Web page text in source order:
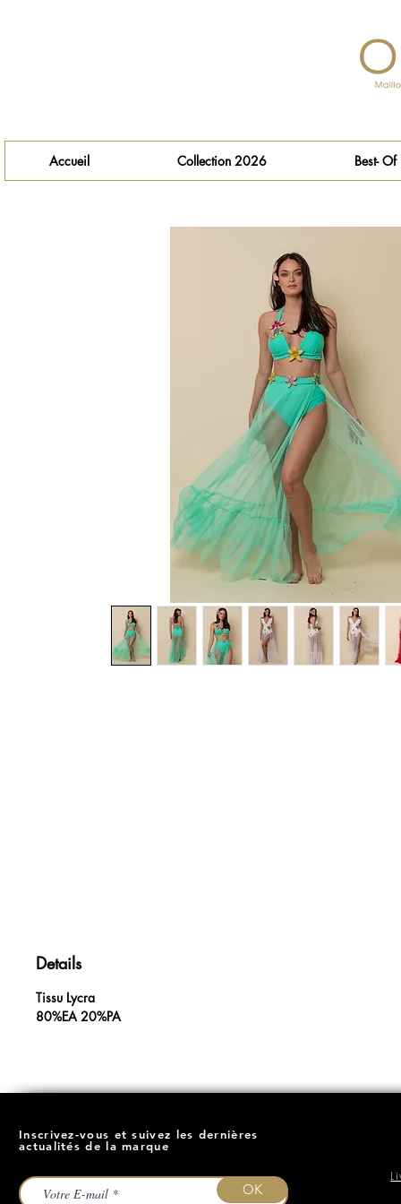
Accueil Collection 2026 Best- Of
Details
Tissu Lycra
80%EA 20%PA
Inscrivez-vous et suivez les dernières
actualités de la marque
OK